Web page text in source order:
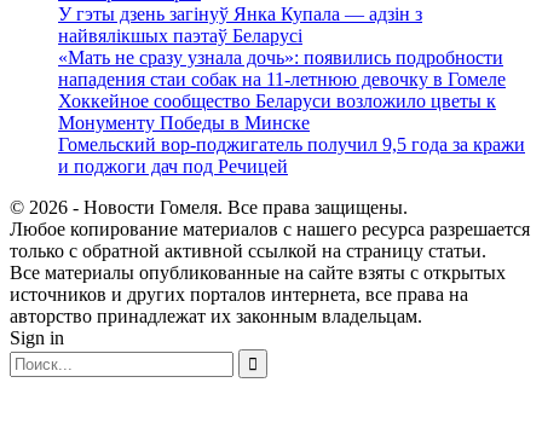
У гэты дзень загінуў Янка Купала — адзін з
найвялікшых паэтаў Беларусі
«Мать не сразу узнала дочь»: появились подробности
нападения стаи собак на 11-летнюю девочку в Гомеле
Хоккейное сообщество Беларуси возложило цветы к
Монументу Победы в Минске
Гомельский вор-поджигатель получил 9,5 года за кражи
и поджоги дач под Речицей
© 2026 - Новости Гомеля. Все права защищены.
Любое копирование материалов с нашего ресурса разрешается
только с обратной активной ссылкой на страницу статьи.
Все материалы опубликованные на сайте взяты с открытых
источников и других порталов интернета, все права на
авторство принадлежат их законным владельцам.
Sign in